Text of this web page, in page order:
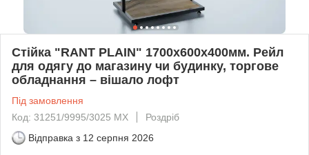
Стійка "RANT PLAIN" 1700х600х400мм. Рейл
для одягу до магазину чи будинку, торгове
обладнання – вішало лофт
Під замовлення
Код: 31251/9995/3025 МХ
Роздріб
Відправка з 12 серпня 2026